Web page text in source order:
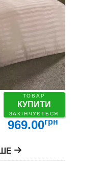
ТОВАР
КУПИТИ
ЗАКІНЧУЄТЬСЯ
969.00грн